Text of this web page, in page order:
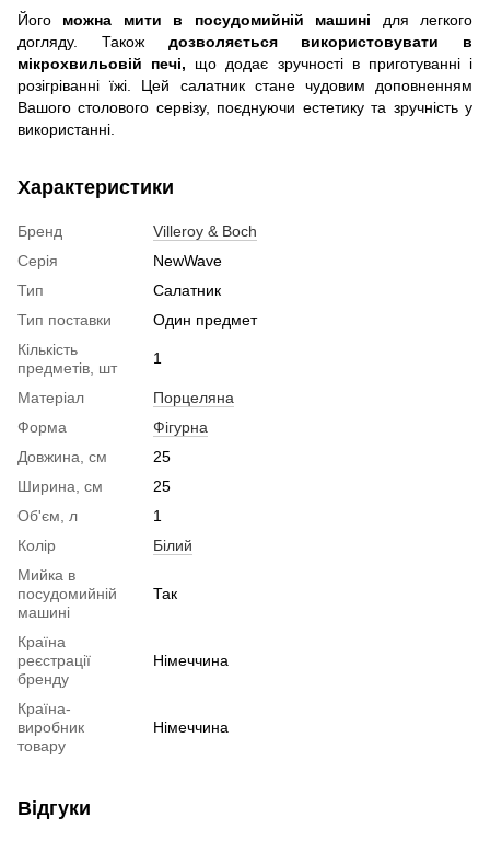
Його можна мити в посудомийній машині для легкого
догляду. Також дозволяється використовувати в
мікрохвильовій печі, що додає зручності в приготуванні і
розігріванні їжі. Цей салатник стане чудовим доповненням
Вашого столового сервізу, поєднуючи естетику та зручність у
використанні.
Характеристики
Бренд
Villeroy & Boch
Серія
NewWave
Тип
Салатник
Тип поставки
Один предмет
Кількість
предметів, шт
1
Матеріал
Порцеляна
Форма
Фігурна
Довжина, см
25
Ширина, см
25
Об'єм, л
1
Колір
Білий
Мийка в
посудомийній
машині
Так
Країна
реєстрації
бренду
Німеччина
Країна-
виробник
товару
Німеччина
Відгуки